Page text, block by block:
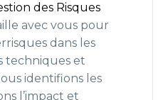
des Risques
avec vous pour
dans les
techniques et
identifions les
l’impact et